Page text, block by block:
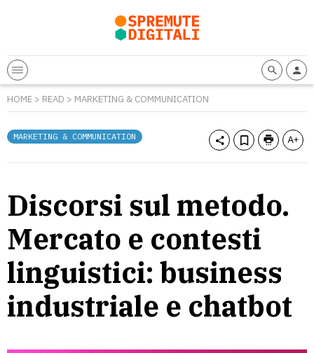
HOME > READ > MARKETING & COMMUNICATION
MARKETING & COMMUNICATION
Discorsi sul metodo.
Mercato e contesti
linguistici: business
industriale e chatbot